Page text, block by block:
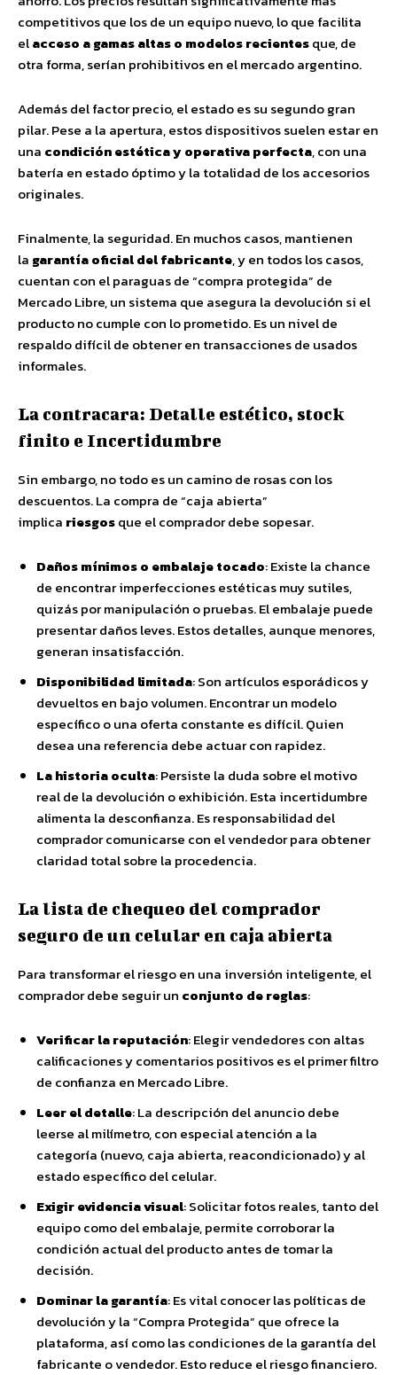
competitivos que los de un equipo nuevo, lo que facilita
elacceso a gamas altas o modelos recientesque, de
otra forma, serían prohibitivos en el mercado argentino.
Además del factor precio, el estado es su segundo gran
pilar. Pese a la apertura, estos dispositivos suelen estar en
una condición estética y operativa perfecta, con una
batería en estado óptimo y la totalidad de los accesorios
originales.
Finalmente, la seguridad. En muchos casos, mantienen
la garantía oficial del fabricante, y en todos los casos,
cuentan con el paraguas de “compra protegida” de
Mercado Libre, un sistema que asegura la devolución si el
producto no cumple con lo prometido. Es un nivel de
respaldo difícil de obtener en transacciones de usados
informales.
La contracara: Detalle estético, stock
finito e Incertidumbre
Sin embargo, no todo es un camino de rosas con los
descuentos. La compra de “caja abierta”
implica riesgosque el comprador debe sopesar.
Daños mínimos o embalaje tocado: Existe la chance
de encontrar imperfecciones estéticas muy sutiles,
quizás por manipulación o pruebas. El embalaje puede
presentar daños leves. Estos detalles, aunque menores,
generan insatisfacción.
Disponibilidad limitada: Son artículos esporádicos y
devueltos en bajo volumen. Encontrar un modelo
específico o una oferta constante es difícil. Quien
desea una referencia debe actuar con rapidez.
La historia oculta: Persiste la duda sobre el motivo
real de la devolución o exhibición. Esta incertidumbre
alimenta la desconfianza. Es responsabilidad del
comprador comunicarse con el vendedor para obtener
claridad total sobre la procedencia.
La lista de chequeo del comprador
seguro de un celular en caja abierta
Para transformar el riesgo en una inversión inteligente, el
comprador debe seguir un conjunto de reglas:
Verificar la reputación: Elegir vendedores con altas
calificaciones y comentarios positivos es el primer filtro
de confianza en Mercado Libre.
Leer el detalle: La descripción del anuncio debe
leerse al milímetro, con especial atención a la
categoría (nuevo, caja abierta, reacondicionado) y al
estado específico del celular.
Exigir evidencia visual: Solicitar fotos reales, tanto del
equipo como del embalaje, permite corroborar la
condición actual del producto antes de tomar la
decisión.
Dominar la garantía: Es vital conocer las políticas de
devolución y la “Compra Protegida” que ofrece la
plataforma, así como las condiciones de la garantía del
fabricante o vendedor. Esto reduce el riesgo financiero.